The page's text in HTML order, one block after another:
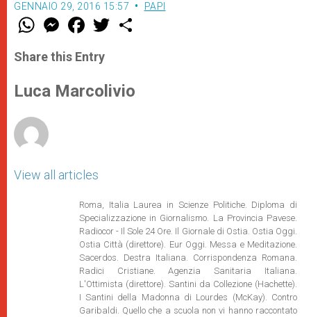
GENNAIO 29, 2016 15:57 PAPI
W
t
s
p
p
M
e
s
e
g
e
F
a
e
b
o
k
w
r
Share this Entry
Luca Marcolivio
View all articles
Roma, Italia Laurea in Scienze Politiche. Diploma di
Specializzazione in Giornalismo. La Provincia Pavese.
Radiocor - Il Sole 24 Ore. Il Giornale di Ostia. Ostia Oggi.
Ostia Città (direttore). Eur Oggi. Messa e Meditazione.
Sacerdos. Destra Italiana. Corrispondenza Romana.
Radici Cristiane. Agenzia Sanitaria Italiana.
L'Ottimista (direttore). Santini da Collezione (Hachette).
I Santini della Madonna di Lourdes (McKay). Contro
Garibaldi. Quello che a scuola non vi hanno raccontato